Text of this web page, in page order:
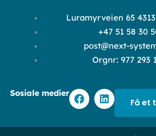
Luramyrveien 65
+47 51 58 30
post@next-
Orgnr: 977 293
Sosiale medier
F
a
L
i
Få et